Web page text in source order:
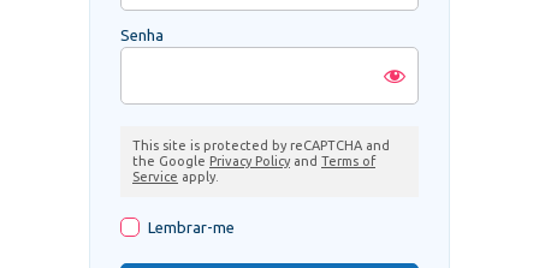
Senha
This site is protected by reCAPTCHA and
the Google Privacy Policy and Terms of
Service apply.
Lembrar-me